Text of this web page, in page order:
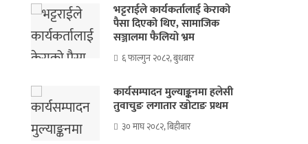
भट्टराईले कार्यकर्तालाई केराको
पैसा दिएको थिए, सामाजिक
सञ्जालमा फैलियो भ्रम
६ फाल्गुन २०८२, बुधबार
कार्यसम्पादन मुल्याङ्कनमा हलेसी
तुवाचुङ लगातार खोटाङ प्रथम
३० माघ २०८२, बिहीबार